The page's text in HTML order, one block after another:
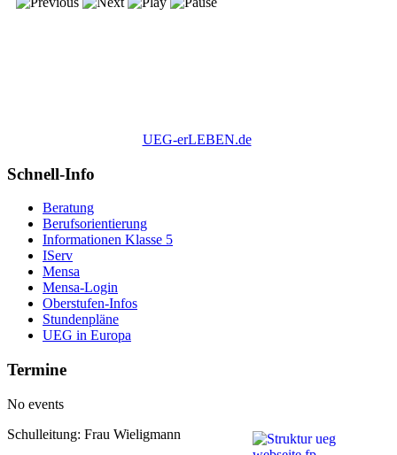
UEG-erLEBEN.de
Schnell-Info
Beratung
Berufsorientierung
Informationen Klasse 5
IServ
Mensa
Mensa-Login
Oberstufen-Infos
Stundenpläne
UEG in Europa
Termine
No events
Schulleitung: Frau Wieligmann